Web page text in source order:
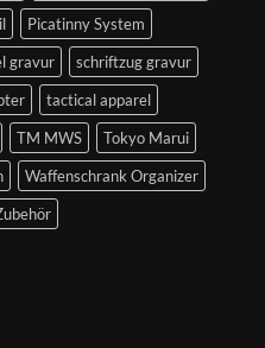
Picatinny System
gravur
schriftzug gravur
tactical apparel
TM MWS
Tokyo Marui
Waffenschrank Organizer